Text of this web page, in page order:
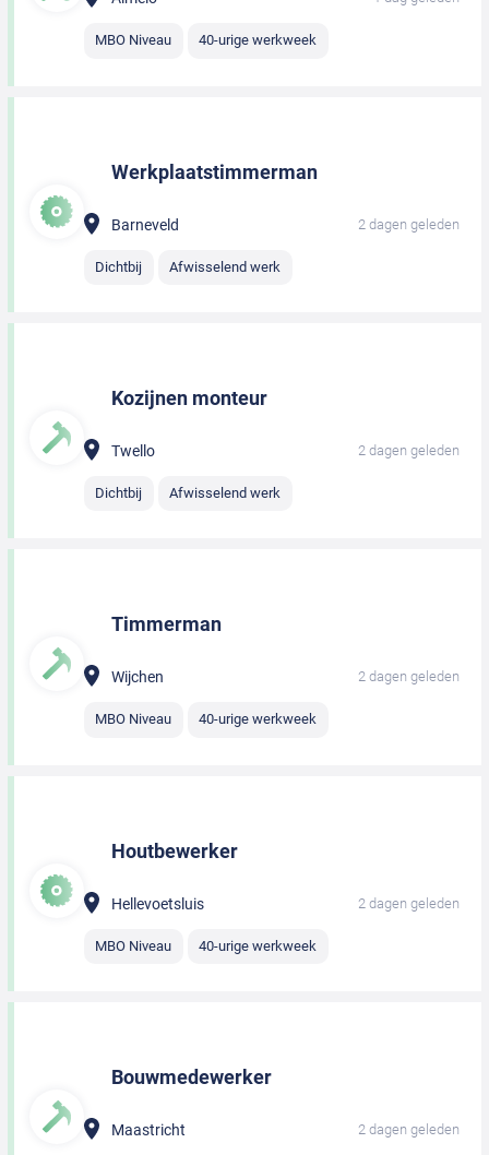
MBO Niveau 40-urige werkweek
Werkplaatstimmerman
Barneveld 2 dagen geleden
Dichtbij Afwisselend werk
Kozijnen monteur
Twello 2 dagen geleden
Dichtbij Afwisselend werk
Timmerman
Wijchen 2 dagen geleden
MBO Niveau 40-urige werkweek
Houtbewerker
Hellevoetsluis 2 dagen geleden
MBO Niveau 40-urige werkweek
Bouwmedewerker
Maastricht 2 dagen geleden